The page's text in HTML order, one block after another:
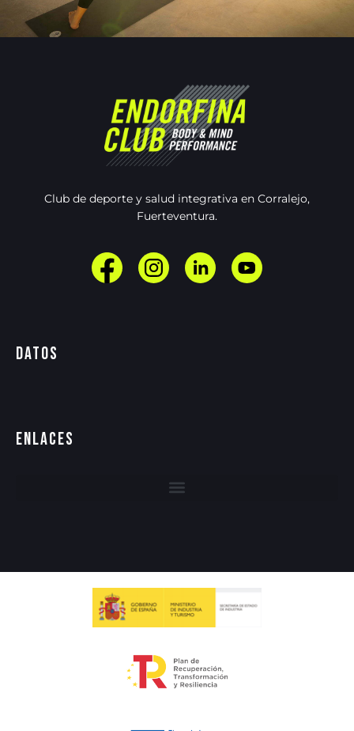
Club de deporte y salud integrativa en Corralejo,
Fuerteventura.
Datos
Enlaces